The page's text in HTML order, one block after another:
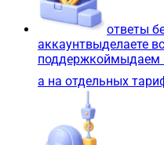
ответы
аккаунтвыделаете
поддержкоймыдаем
а на отдельных